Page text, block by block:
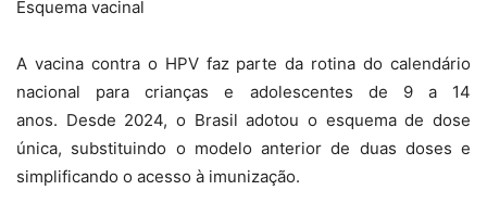
Esquema vacinal
A vacina contra o HPV faz parte da rotina do calendário
nacional para crianças e adolescentes de 9 a 14
anos. Desde 2024, o Brasil adotou o esquema de dose
única, substituindo o modelo anterior de duas doses e
simplificando o acesso à imunização.